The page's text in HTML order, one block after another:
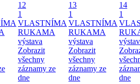
12
1
VLASTNÍMA
RUKAMA
výstava
Zobrazit
všechny
záznamy ze
dne
13
1
VLASTNÍMA
RUKAMA
výstava
Zobrazit
všechny
záznamy ze
dne
14
1
dne